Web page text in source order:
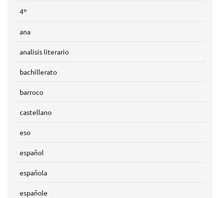
4º
ana
analisis literario
bachillerato
barroco
castellano
eso
español
española
españole